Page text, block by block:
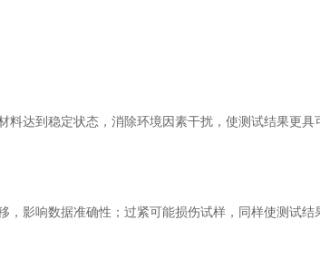
到稳定状态，消除环境因素干扰，使测试结果更具
响数据准确性；过紧可能损伤试样，同样使测试结